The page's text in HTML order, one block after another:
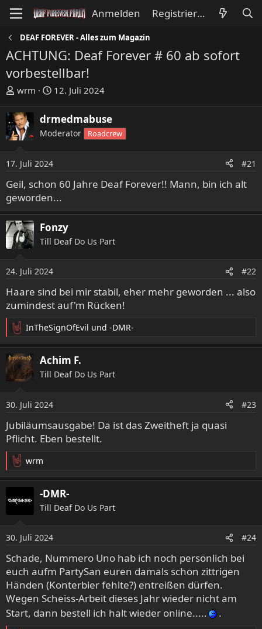
Anmelden Registrieren
DEAF FOREVER - Alles zum Magazin
ACHTUNG: Deaf Forever # 60 ab sofort
vorbestellbar!
E
s
t
e
l
r
wrm
E
s
t
e
l
a
m
12. Juli 2024
drmedmabuse
Moderator Roadcrew
17. Juli 2024 #21
Geil, schon 60 Jahre Deaf Forever!! Mann, bin ich alt
geworden...
Fonzy
Till Deaf Do Us Part
24. Juli 2024 #22
Haare sind bei mir stabil, eher mehr geworden ... also
zumindest auf'm Rücken!
R
e
a
k
t
n
e
n
:
InTheSignOfEvil und -DMR-
Achim F.
Till Deaf Do Us Part
30. Juli 2024 #23
Jubiläumsausgabe! Da ist das Zweitheft ja quasi
Pflicht. Eben bestellt.
R
e
a
k
n
e
n
:
wrm
-DMR-
Till Deaf Do Us Part
30. Juli 2024 #24
Schade, Nummero Uno hab ich noch persönlich bei
euch aufm PartySan euren damals schon zittrigen
Händen (Konterbier fehlte?) entreißen dürfen.
Wegen Scheiss-Arbeit dieses Jahr wieder nicht am
Start, dann bestell ich halt wieder online.....
.